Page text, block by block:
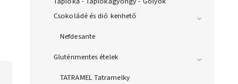
Csokoládé és dió kenhető
Nefdesante
Gluténmentes ételek
TATRAMEL Tatramelky